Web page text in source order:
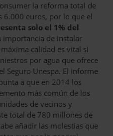
la reforma total de
euros, por lo que el
solo el 1% del
importancia de instalar
calidad es vital si
por agua que ofrece
Seguro Unespa. El informe
a que en 2014 los
más común de los
de vecinos y
total de 780 millones de
añadir las molestias que